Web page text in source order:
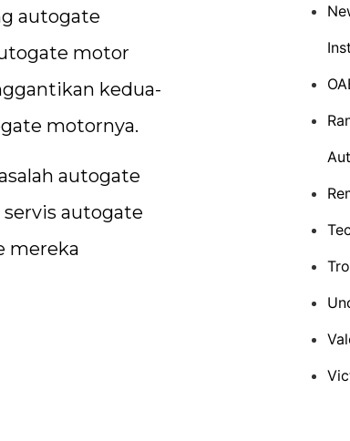
autogate
motor
kedua-
motornya.
autogate
autogate
mereka